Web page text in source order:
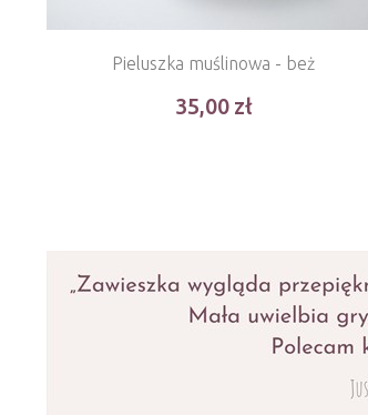
Pieluszka muślinowa - beż
35,00